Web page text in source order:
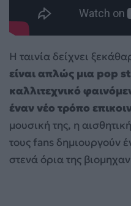
Η ταινία δείχνει
είναι απλώς μια pop
καλλιτεχνικό
έναν νέο τρόπο
μουσική της, η
τους fans δημιουργούν
στενά όρια της